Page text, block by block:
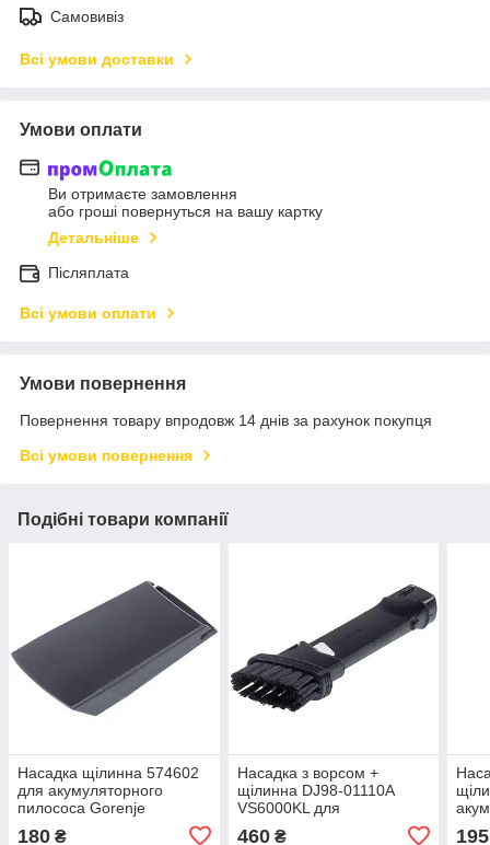
Самовивіз
Всі умови доставки
Умови оплати
Ви отримаєте замовлення
або гроші повернуться на вашу картку
Детальніше
Післяплата
Всі умови оплати
Умови повернення
Повернення товару впродовж 14 днів за рахунок покупця
Всі умови повернення
Подібні товари компанії
Насадка щілинна 574602
для акумуляторного
пилососа Gorenje
180 ₴
Насадка з ворсом +
щілинна DJ98-01110A
VS6000KL для
акумуляторного пилососа
460₴ 195